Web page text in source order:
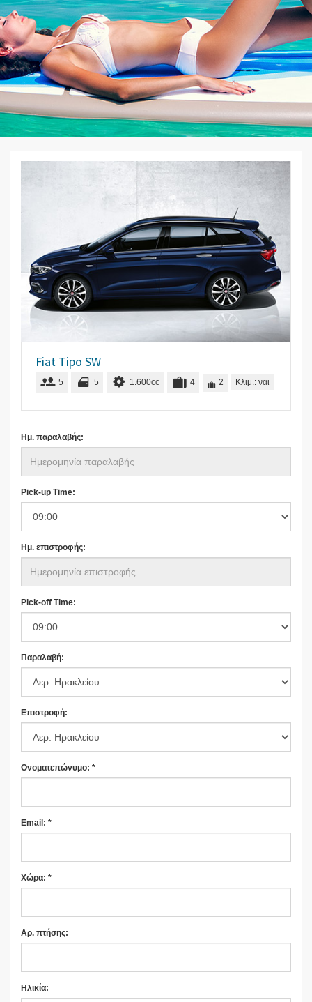
Fiat Tipo SW
5 5 1.600cc 4 2 Κλιμ.: ναι
Ημ. παραλαβής:
Pick-up Time:
Ημ. επιστροφής:
Pick-off Time:
Παραλαβή:
Επιστροφή:
Ονοματεπώνυμο: *
Email: *
Χώρα: *
Αρ. πτήσης:
Ηλικία: